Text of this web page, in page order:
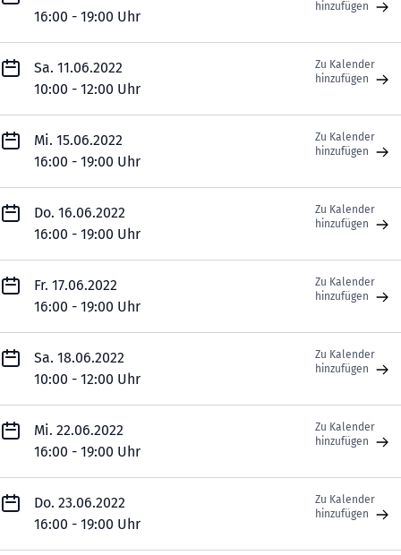
16:00 - 19:00 Uhr
hinzufügen
Sa. 11.06.2022
10:00 - 12:00 Uhr
Zu Kalender
hinzufügen
Mi. 15.06.2022
16:00 - 19:00 Uhr
Zu Kalender
hinzufügen
Do. 16.06.2022
16:00 - 19:00 Uhr
Zu Kalender
hinzufügen
Fr. 17.06.2022
16:00 - 19:00 Uhr
Zu Kalender
hinzufügen
Sa. 18.06.2022
10:00 - 12:00 Uhr
Zu Kalender
hinzufügen
Mi. 22.06.2022
16:00 - 19:00 Uhr
Zu Kalender
hinzufügen
Do. 23.06.2022
16:00 - 19:00 Uhr
Zu Kalender
hinzufügen